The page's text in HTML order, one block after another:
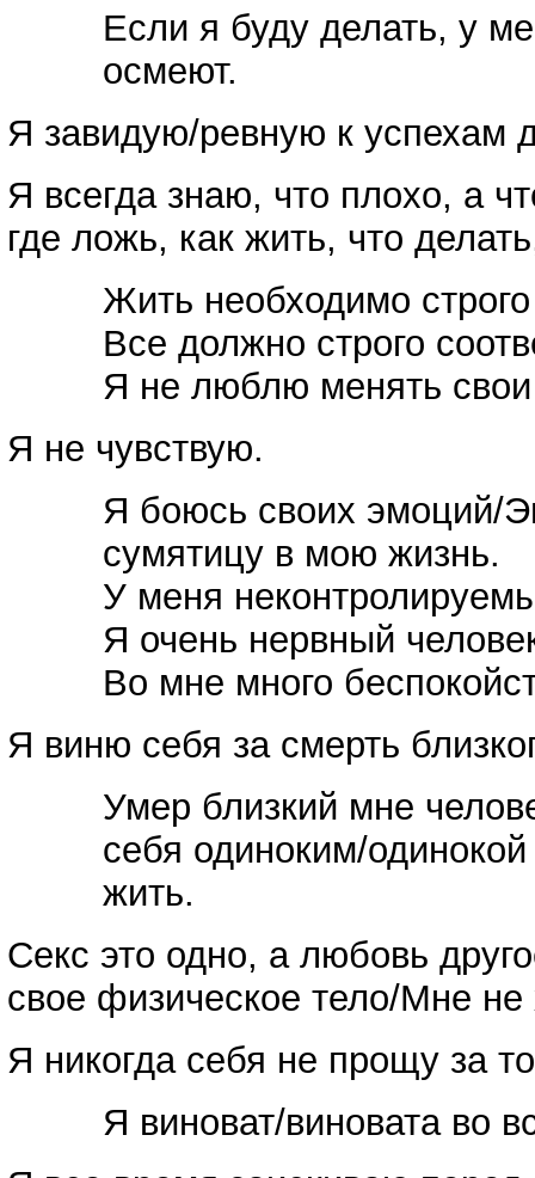
Если я буду делать, у
осмеют.
Я завидую/ревную к успехам
Я всегда знаю, что плохо, а
где ложь, как жить, что
Жить необходимо
Все должно строго
Я не люблю менять
Я не чувствую.
Я боюсь своих эмоций/
сумятицу в мою жизнь.
У меня
Я очень нервный
Во мне много
Я виню себя за смерть
Умер близкий мне
себя одиноким/
жить.
Секс это одно, а любовь
свое физическое тело/Мне не
Я никогда себя не прощу за
Я виноват/виновата во